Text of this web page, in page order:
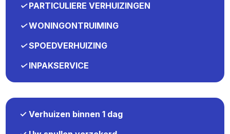
✓PARTICULIERE VERHUIZINGEN
✓WONINGONTRUIMING
✓SPOEDVERHUIZING
✓INPAKSERVICE
✓ Verhuizen binnen 1 dag